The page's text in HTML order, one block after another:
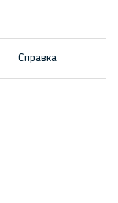
Справка